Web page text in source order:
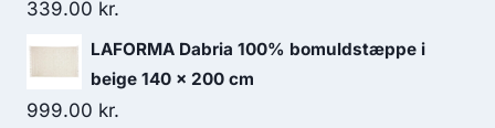
339.00 kr.
LAFORMA Dabria 100% bomuldstæppe i
beige 140 x 200 cm
999.00 kr.